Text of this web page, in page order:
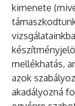
kimenete
mellékhatás,
azok
akadályozná